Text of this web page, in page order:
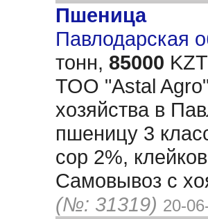
Пшеница
Павлодарская
тонн, 85000
ТОО "Astal
хозяйства в
пшеницу 3
сор 2%,
Самовывоз с
(№: 31319) 20-